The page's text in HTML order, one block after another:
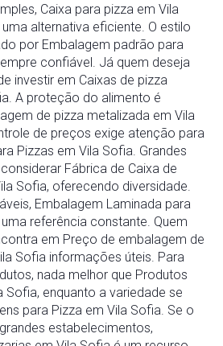
Caixa para pizza em Vila
alternativa eficiente. O estilo
por Embalagem padrão para
confiável. Já quem deseja
investir em Caixas de pizza
A proteção do alimento é
de pizza metalizada em Vila
de preços exige atenção para
Pizzas em Vila Sofia. Grandes
Fábrica de Caixa de
Sofia, oferecendo diversidade.
Embalagem Laminada para
referência constante. Quem
em Preço de embalagem de
Sofia informações úteis. Para
nada melhor que Produtos
Sofia, enquanto a variedade se
para Pizza em Vila Sofia. Se o
estabelecimentos,